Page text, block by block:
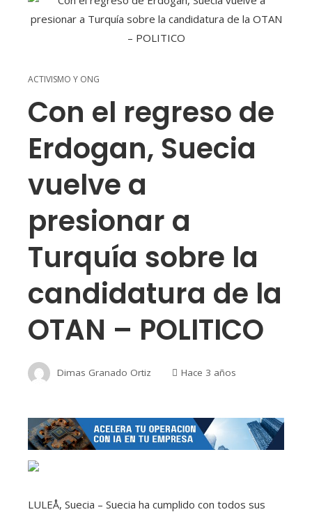
ACTIVISMO Y ONG
Con el regreso de
Erdogan, Suecia
vuelve a
presionar a
Turquía sobre la
candidatura de la
OTAN – POLITICO
Dimas Granado Ortiz Hace 3 años
LULEÅ, Suecia – Suecia ha cumplido con todos sus